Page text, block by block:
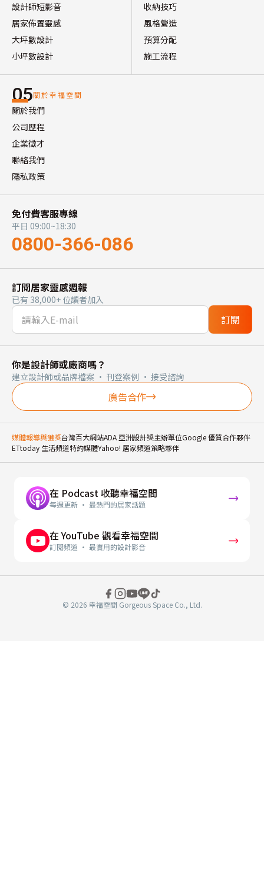
設計師短影音
居家佈置靈感
大坪數設計
小坪數設計
收納技巧
風格營造
預算分配
施工流程
05關於幸福空間
關於我們
公司歷程
企業徵才
聯絡我們
隱私政策
免付費客服專線
平日 09:00~18:30
0800-366-086
訂閱居家靈感週報
已有 38,000+ 位讀者加入
訂閱
你是設計師或廠商嗎？
建立設計師或品牌檔案 · 刊登案例 · 接受諮詢
廣告合作
媒體報導與獲獎台灣百大網站ADA 亞洲設計獎主辦單位Google 優質合作夥伴
ETtoday 生活頻道特約媒體Yahoo! 居家頻道策略夥伴
在 Podcast 收聽幸福空間
每週更新 · 最熱門的居家話題
在 YouTube 觀看幸福空間
訂閱頻道 · 最實用的設計影音
© 2026 幸福空間 Gorgeous Space Co., Ltd.